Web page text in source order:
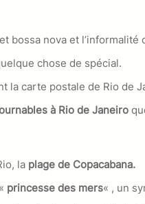
bossa nova et
chose de spécial.
la carte postale de Rio de
à Rio de Janeiro
la plage de Copacabana.
princesse des mers« , un